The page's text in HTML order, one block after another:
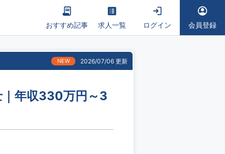
おすすめ記事 求人一覧 ログイン 会員登録
NEW 2026/07/06 更新
｜年収330万円～3